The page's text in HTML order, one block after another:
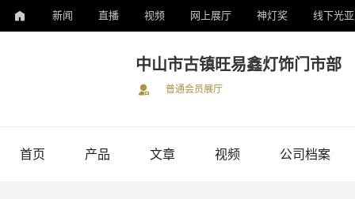
新闻 直播 视频 网上展厅 神灯奖 线下光
中山市古镇旺易鑫灯饰门市部
普通会员展厅
首页 产品 文章 视频 公司档案